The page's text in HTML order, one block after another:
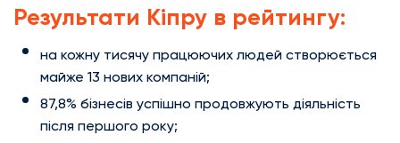
Результати Кіпру в рейтингу:
на кожну тисячу працюючих людей створюється
майже 13 нових компаній;
87,8% бізнесів успішно продовжують діяльність
після першого року;